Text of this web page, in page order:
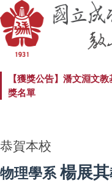
【獲獎公告】潘文淵文
獎名單
恭賀本校
物理學系楊展其